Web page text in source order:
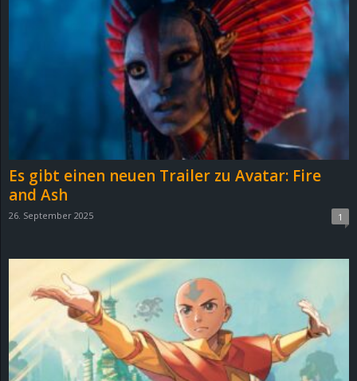
Es gibt einen neuen Trailer zu Avatar: Fire
and Ash
26. September 2025 1